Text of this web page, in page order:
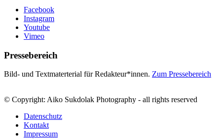
Facebook
Instagram
Youtube
Vimeo
Pressebereich
Bild- und Textmaterterial für Redakteur*innen. Zum Pressebereich
© Copyright: Aiko Sukdolak Photography - all rights reserved
Datenschutz
Kontakt
Impressum